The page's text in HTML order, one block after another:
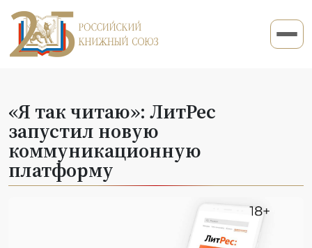
«Я так читаю»: ЛитРес
запустил новую
коммуникационную
платформу